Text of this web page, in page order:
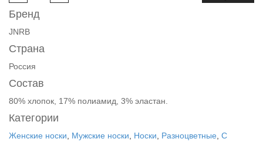
Бренд
JNRB
Страна
Россия
Состав
80% хлопок, 17% полиамид, 3% эластан.
Категории
Женские носки Мужские носки Носки Разноцветные С